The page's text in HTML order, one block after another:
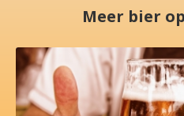
Meer bier